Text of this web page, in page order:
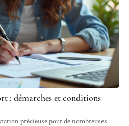
: démarches et conditions
précieuse pour de nombreuses